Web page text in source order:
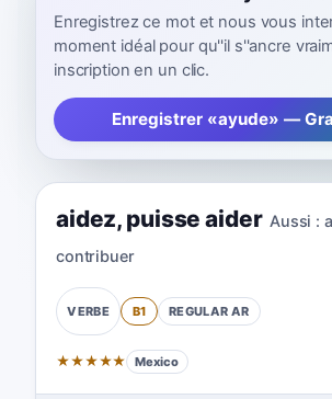
Enregistrez ce mot et nous vous
moment idéal pour qu''il s''ancre
inscription en un clic.
Enregistrer «ayude» —
aidez, puisse aider Aussi :
contribuer
VERBE B1 REGULAR AR
★★★★★ Mexico